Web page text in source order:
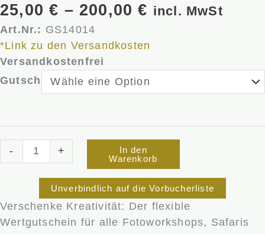
25,00€ – 200,00€ Preisspanne:
bis
incl. MwSt
Art.Nr.: GS14014
*Link zu den Versandkosten
Versandkostenfrei
Gutscheinwert
-
Wertgutschein
C
U
Erlebnisse
Menge
+
In den
Warenkorb
Unverbindlich auf die Vorbucherliste
Verschenke Kreativität: Der flexible
Wertgutschein für alle Fotoworkshops, Safaris